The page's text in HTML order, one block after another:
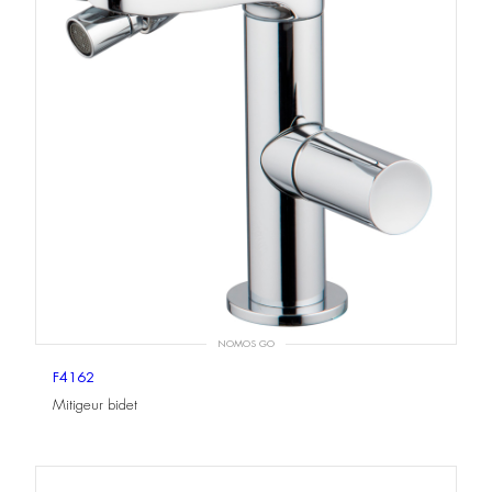
NOMOS GO
F4162
Mitigeur bidet